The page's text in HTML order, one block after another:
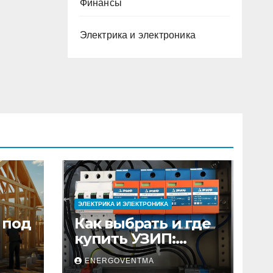
Финансы
Электрика и электроника
под
ЭЛЕКТРИКА И ЭЛЕКТРОНИКА
Как выбрать и где
купить УЗИП:
особенности
устройств защиты
ENERGOVENTMA